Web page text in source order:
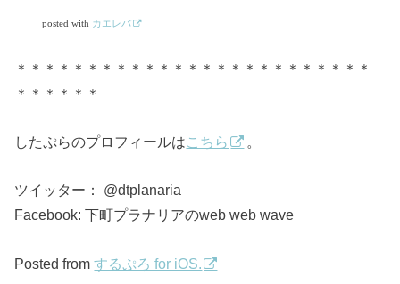
posted with カエレバ
＊＊＊＊＊＊＊＊＊＊＊＊＊＊＊＊＊＊＊＊＊＊＊＊＊
＊＊＊＊＊＊
したぷらのプロフィールはこちら 。
ツイッター： @dtplanaria
Facebook: 下町プラナリアのweb web wave
Posted fromするぷろ for iOS.